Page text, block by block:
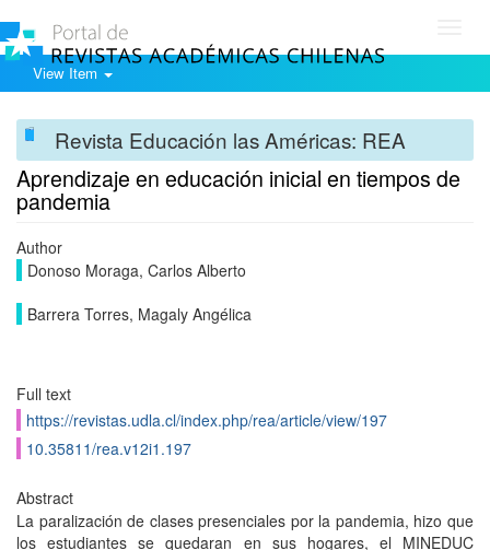
View Item
Revista Educación las Américas: REA
Aprendizaje en educación inicial en tiempos de
pandemia
Author
Donoso Moraga, Carlos Alberto
Barrera Torres, Magaly Angélica
Full text
https://revistas.udla.cl/index.php/rea/article/view/197
10.35811/rea.v12i1.197
Abstract
La paralización de clases presenciales por la pandemia, hizo que
los estudiantes se quedaran en sus hogares, el MINEDUC